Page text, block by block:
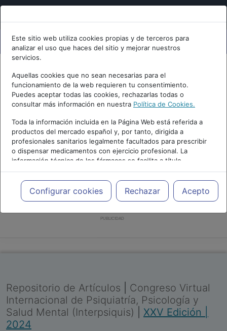
Este sitio web utiliza cookies propias y de terceros para
analizar el uso que haces del sitio y mejorar nuestros
servicios.
Aquellas cookies que no sean necesarias para el
funcionamiento de la web requieren tu consentimiento.
Puedes aceptar todas las cookies, rechazarlas todas o
consultar más información en nuestra Política de Cookies.
Toda la información incluida en la Página Web está referida a
productos del mercado español y, por tanto, dirigida a
profesionales sanitarios legalmente facultados para prescribir
o dispensar medicamentos con ejercicio profesional. La
información técnica de los fármacos se facilita a título
meramente informativo, siendo responsabilidad de los
profesionales facultados prescribir medicamentos y decidir, en
cada caso concreto, el tratamiento más adecuado a las
necesidades del paciente.
Configurar cookies Rechazar Acepto
PUBLICIDAD
Repositorio de Artículos
Congreso Virtual
Internacional de Psiquiatría, Psicología y
Salud Mental (Interpsiquis)
XXV Edición |
2024